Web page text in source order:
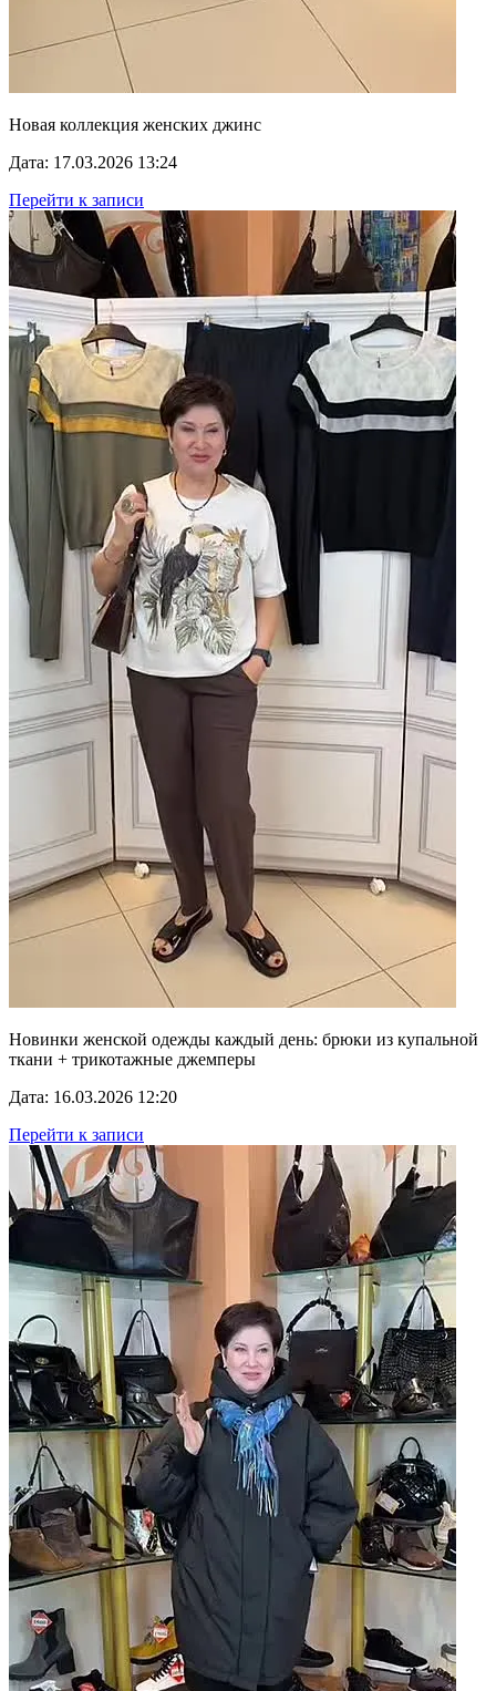
Новая коллекция женских джинс
Дата: 17.03.2026 13:24
Перейти к записи
Новинки женской одежды каждый день: брюки из купальной
ткани + трикотажные джемперы
Дата: 16.03.2026 12:20
Перейти к записи